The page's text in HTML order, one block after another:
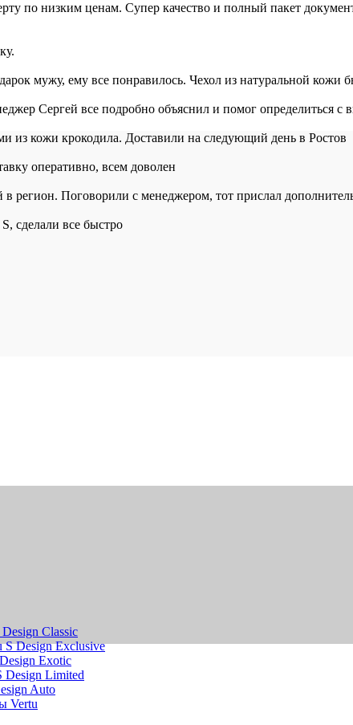
по низким ценам. Супер качество и полный пакет
мужу, ему все понравилось. Чехол из натуральной кожи
Сергей все подробно объяснил и помог определиться с
из кожи крокодила. Доставили на следующий день в Ростов
оперативно, всем доволен
в регион. Поговорили с менеджером, тот прислал
сделали все быстро
Classic
S Design Exclusive
Exotic
Design Limited
Auto
Vertu